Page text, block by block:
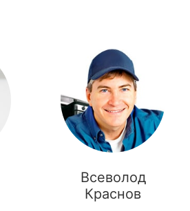
Всеволод
Краснов